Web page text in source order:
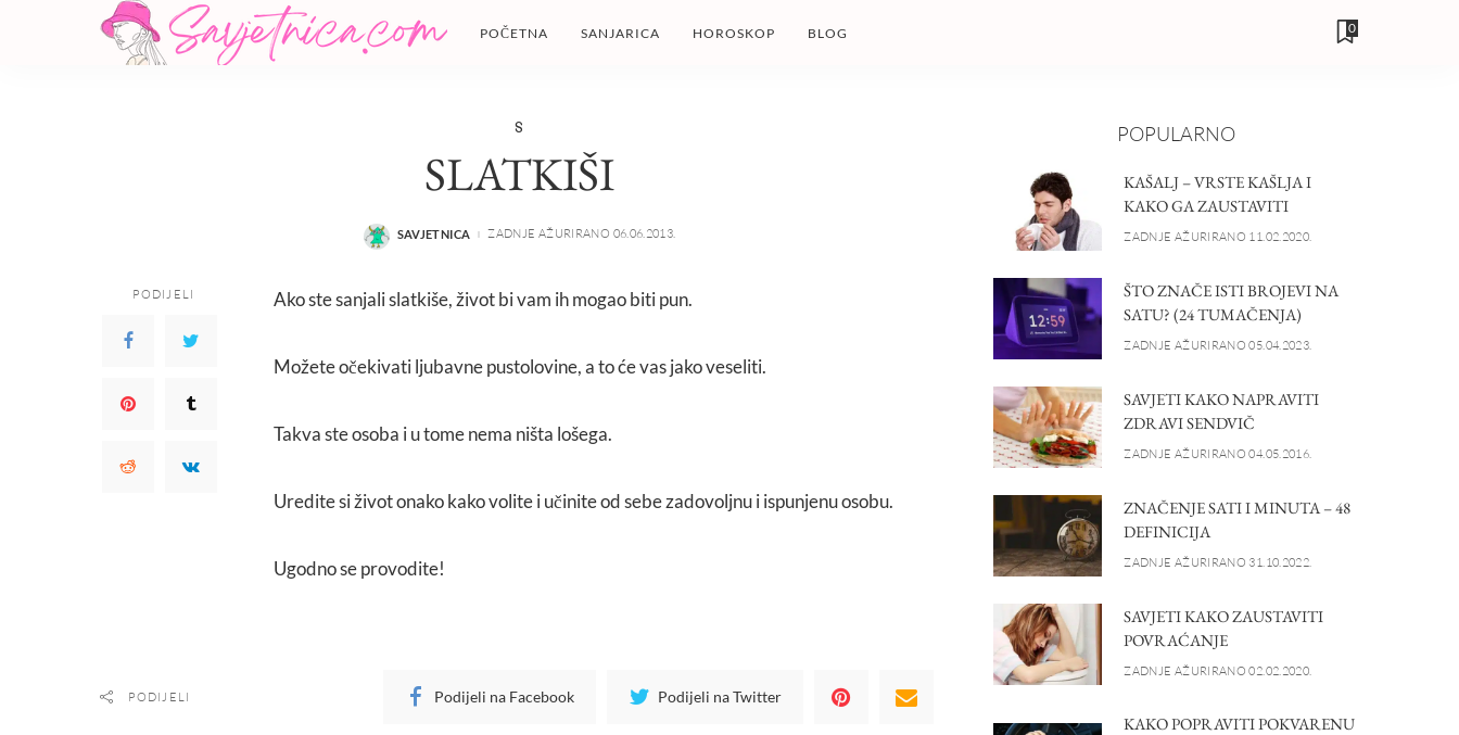
POČETNA SANJARICA HOROSKOP BLOG 0
S
SLATKIŠI
POSTED
SAVJETNICA ZADNJE AŽURIRANO 06.06.2013.
PODIJELI Ako ste sanjali slatkiše, život bi vam ih mogao biti pun.
Možete očekivati ljubavne pustolovine, a to će vas jako veseliti.
Takva ste osoba i u tome nema ništa lošega.
Uredite si život onako kako volite i učinite od sebe zadovoljnu i ispunjenu osobu.
Ugodno se provodite!
PODIJELI Podijeli na Facebook Podijeli na Twitter
POPULARNO
KAŠALJ – VRSTE KAŠLJA I
KAKO GA ZAUSTAVITI
ZADNJE AŽURIRANO 11.02.2020.
ŠTO ZNAČE ISTI BROJEVI NA
SATU? (24 TUMAČENJA)
ZADNJE AŽURIRANO 05.04.2023.
SAVJETI KAKO NAPRAVITI
ZDRAVI SENDVIČ
ZADNJE AŽURIRANO 04.05.2016.
ZNAČENJE SATI I MINUTA – 48
DEFINICIJA
ZADNJE AŽURIRANO 31.10.2022.
SAVJETI KAKO ZAUSTAVITI
POVRAĆANJE
ZADNJE AŽURIRANO 02.02.2020.
KAKO POPRAVITI POKVARENU